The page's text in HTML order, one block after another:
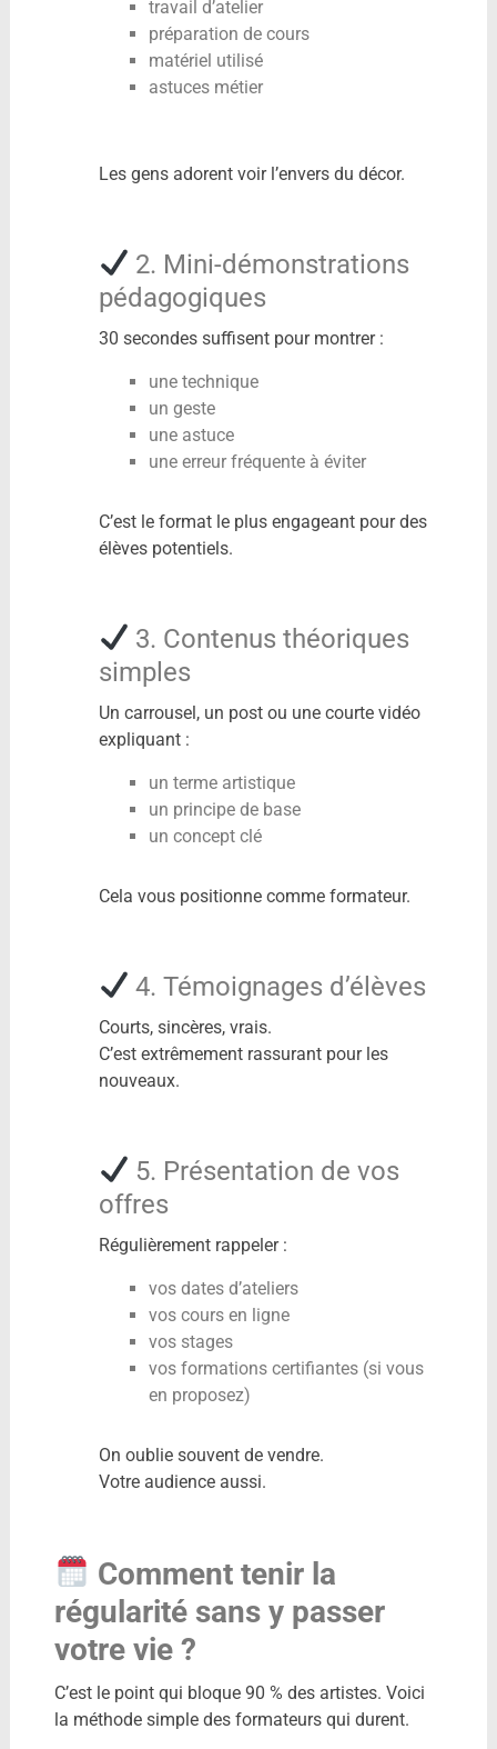
travail d’atelier
préparation de cours
matériel utilisé
astuces métier
Les gens adorent voir l’envers du décor.
2. Mini-démonstrations
pédagogiques
30 secondes suffisent pour montrer :
une technique
un geste
une astuce
une erreur fréquente à éviter
C’est le format le plus engageant pour des
élèves potentiels.
3. Contenus théoriques
simples
Un carrousel, un post ou une courte vidéo
expliquant :
un terme artistique
un principe de base
un concept clé
Cela vous positionne comme formateur.
4. Témoignages d’élèves
Courts, sincères, vrais.
C’est extrêmement rassurant pour les
nouveaux.
5. Présentation de vos
offres
Régulièrement rappeler :
vos dates d’ateliers
vos cours en ligne
vos stages
vos formations certifiantes (si vous
en proposez)
On oublie souvent de vendre.
Votre audience aussi.
Comment tenir la
régularité sans y passer
votre vie ?
C’est le point qui bloque 90 % des artistes. Voici
la méthode simple des formateurs qui durent.